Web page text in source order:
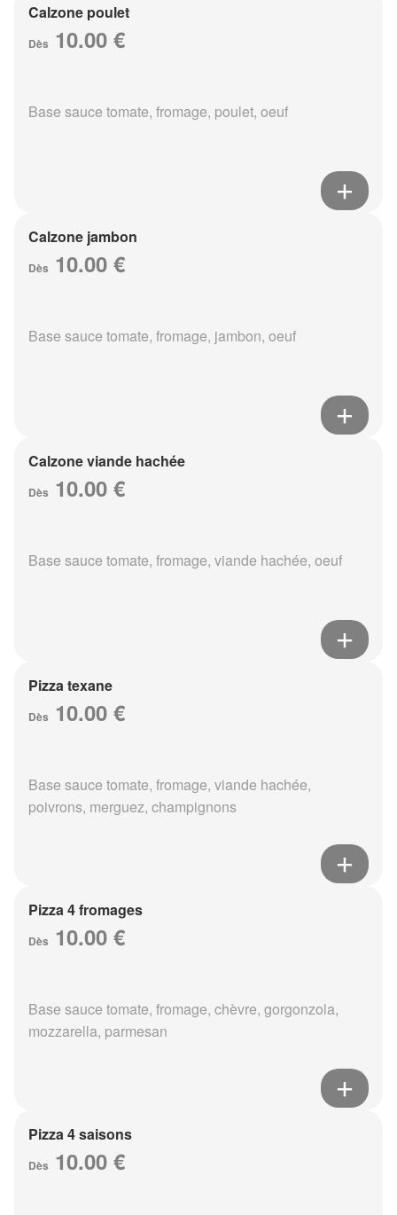
Calzone poulet
Dès 10.00 €
Base sauce tomate, fromage, poulet, oeuf
Calzone jambon
Dès 10.00 €
Base sauce tomate, fromage, jambon, oeuf
Calzone viande hachée
Dès 10.00 €
Base sauce tomate, fromage, viande hachée, oeuf
Pizza texane
Dès 10.00 €
Base sauce tomate, fromage, viande hachée,
poivrons, merguez, champignons
Pizza 4 fromages
Dès 10.00 €
Base sauce tomate, fromage, chèvre, gorgonzola,
mozzarella, parmesan
Pizza 4 saisons
Dès 10.00 €